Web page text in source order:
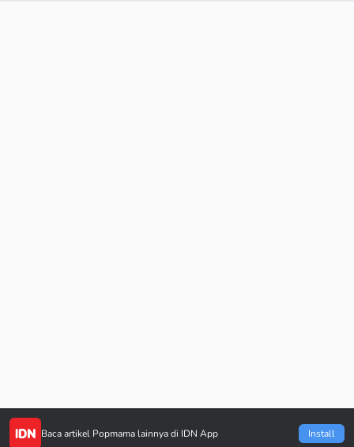
Baca artikel Popmama lainnya di IDN App Install